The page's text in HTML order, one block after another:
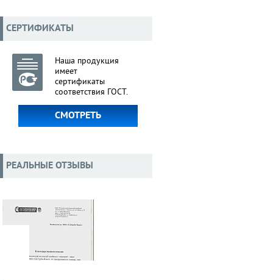
СЕРТИФИКАТЫ
Наша продукция
имеет
сертификаты
соответствия ГОСТ.
СМОТРЕТЬ
РЕАЛЬНЫЕ ОТЗЫВЫ